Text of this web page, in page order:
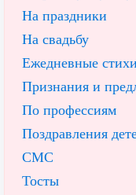
На праздники
На свадьбу
Ежедневные стихи
Признания и
По профессиям
Поздравления
СМС
Тосты